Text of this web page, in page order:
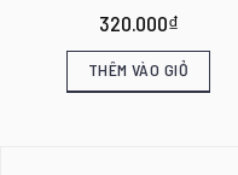
320.000₫
THÊM VÀO GIỎ